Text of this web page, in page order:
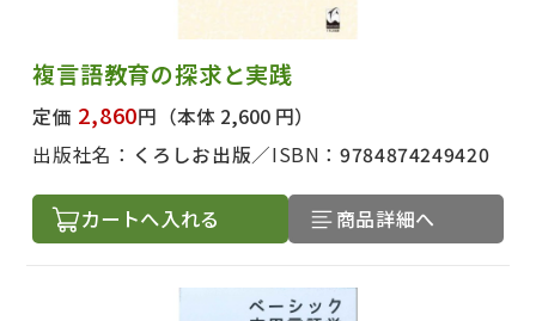
複言語教育の探求と実践
定価 2,860円 （本体 2,600 円）
出版社名： くろしお出版 ISBN：9784874249420
カートへ入れる 商品詳細へ